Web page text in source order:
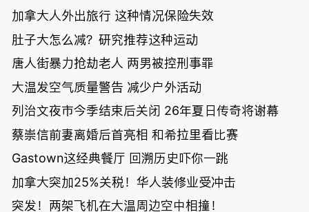
加拿大人外出旅行 这种情况保险失效
肚子大怎么减？研究推荐这种运动
唐人街暴力抢劫老人 两男被控刑事罪
大温发空气质量警告 减少户外活动
列治文夜市今季结束后关闭 26年夏日传奇将谢幕
蔡崇信前妻离婚后首亮相 和希拉里看比赛
Gastown这经典餐厅 回溯历史吓你一跳
加拿大突加25%关税！华人装修业受冲击
突发！两架飞机在大温周边空中相撞！